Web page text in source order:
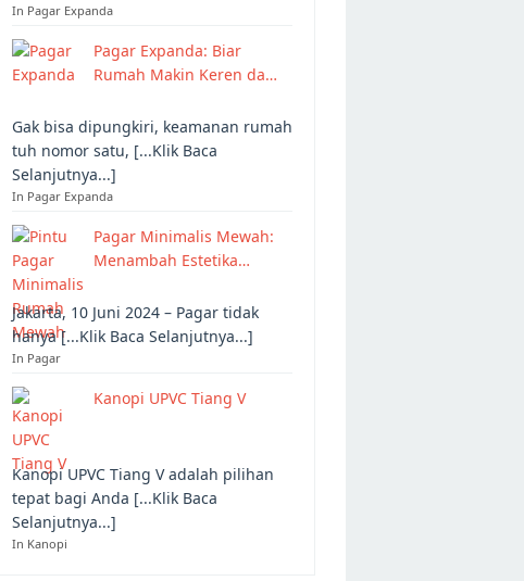
In Pagar Expanda
Pagar Expanda: Biar
Rumah Makin Keren da…
Gak bisa dipungkiri, keamanan rumah
tuh nomor satu, [...Klik Baca
Selanjutnya...]
In Pagar Expanda
Pagar Minimalis Mewah:
Menambah Estetika…
Jakarta, 10 Juni 2024 – Pagar tidak
hanya [...Klik Baca Selanjutnya...]
In Pagar
Kanopi UPVC Tiang V
Kanopi UPVC Tiang V adalah pilihan
tepat bagi Anda [...Klik Baca
Selanjutnya...]
In Kanopi